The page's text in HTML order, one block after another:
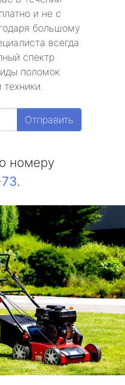
и не с
большому
всегда
спектр
поломок
Отправить
номеру
.